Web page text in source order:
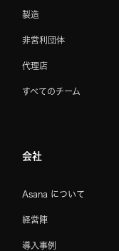
製造
非営利団体
代理店
すべてのチーム
会社
Asana について
経営陣
導入事例